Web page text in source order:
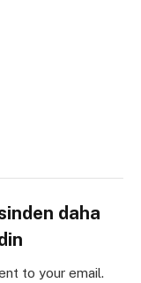
daha
to your email.